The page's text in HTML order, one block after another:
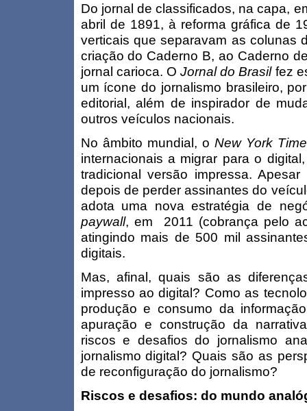
Do jornal de classificados, na capa,
abril de 1891, à reforma gráfica de
verticais que separavam as colunas
criação do Caderno B, ao Caderno
jornal carioca. OJornal do Brasilfez
um ícone do jornalismo brasileiro,
editorial, além de inspirador de
outros veículos nacionais.
No âmbito mundial, o New York
internacionais a migrar para o
tradicional versão impressa.
depois de perder assinantes do
adota uma nova estratégia de
paywall, em 2011 (cobrança pelo
atingindo mais de 500 mil
digitais.
Mas, afinal, quais são as
impresso ao digital? Como as
produção e consumo da
apuração e construção da
riscos e desafios do jornalismo
jornalismo digital? Quais são as
de reconfiguração do jornalismo?
Riscos e desafios: do mundo